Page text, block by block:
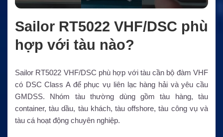
Sailor RT5022 VHF/DSC phù
hợp với tàu nào?
Sailor RT5022 VHF/DSC phù hợp với tàu cần bộ đàm VHF
có DSC Class A để phục vụ liên lạc hàng hải và yêu cầu
GMDSS. Nhóm tàu thường dùng gồm tàu hàng, tàu
container, tàu dầu, tàu khách, tàu offshore, tàu công vụ và
tàu cá hoạt động chuyên nghiệp.